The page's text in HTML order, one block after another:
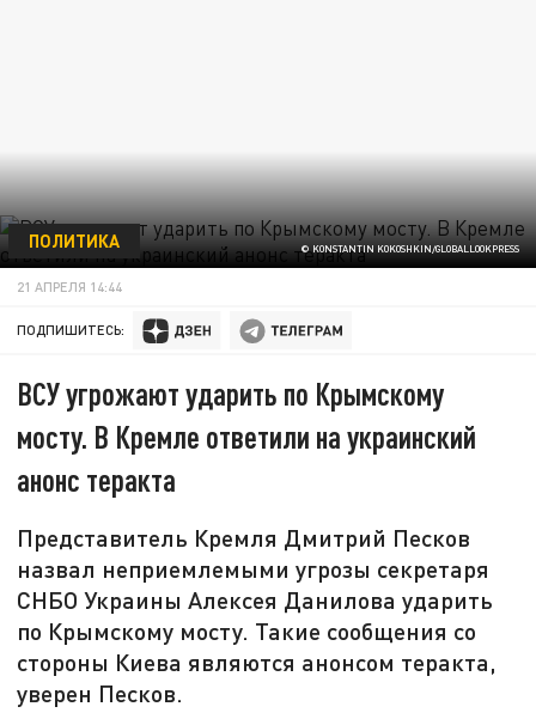
© KONSTANTIN KOKOSHKIN/GLOBALLOOKPRESS
ПОЛИТИКА
21 АПРЕЛЯ 14:44
ПОДПИШИТЕСЬ:
ВСУ угрожают ударить по Крымскому
мосту. В Кремле ответили на украинский
анонс теракта
Представитель Кремля Дмитрий Песков
назвал неприемлемыми угрозы секретаря
СНБО Украины Алексея Данилова ударить
по Крымскому мосту. Такие сообщения со
стороны Киева являются анонсом теракта,
уверен Песков.